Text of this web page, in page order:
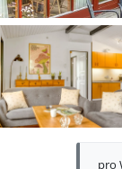
pro